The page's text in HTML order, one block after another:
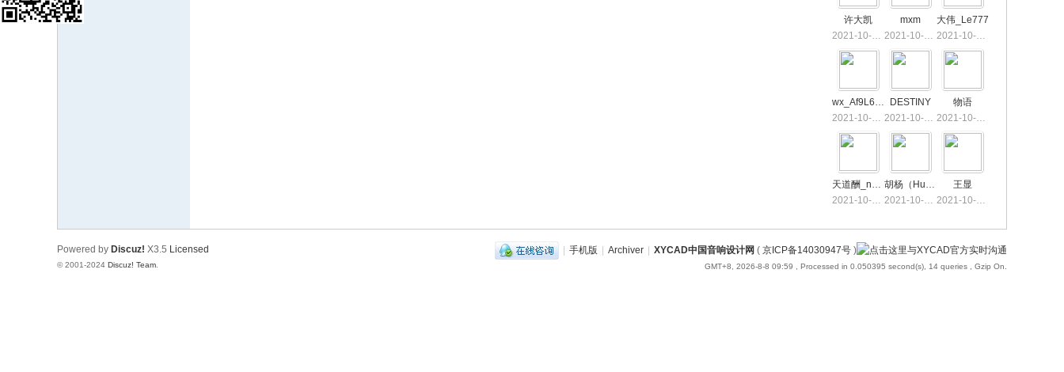
音
许大凯
2021-10-28 22:54
mxm
2021-10-28 16:42
大伟_Le777
2021-10-28 11:10
wx_Af9L6a63
2021-10-25 14:49
DESTINY
2021-10-21 15:26
物语
2021-10-16 15:41
天道酬_nSjim
2021-10-13 10:36
胡杨（HuYang）
2021-10-13 05:43
王显
2021-10-11 22:34
| 手机版 | Archiver | XYCAD中国音响设计网 ( 京ICP备14030947号 )
GMT+8, 2026-8-8 09:59 , Processed in 0.050395 second(s), 14 queries , Gzip On.
Powered by Discuz! X3.5 Licensed
© 2001-2024 Discuz! Team